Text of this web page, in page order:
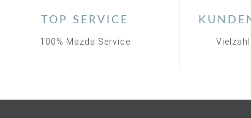
TOP SERVICE
100% Mazda Service